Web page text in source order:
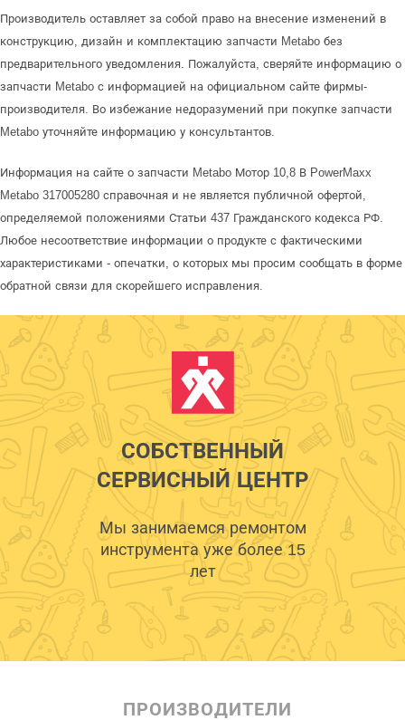
Производитель оставляет за собой право на внесение изменений в
конструкцию, дизайн и комплектацию запчасти Metabo без
предварительного уведомления. Пожалуйста, сверяйте информацию о
запчасти Metabo с информацией на официальном сайте фирмы-
производителя. Во избежание недоразумений при покупке запчасти
Metabo уточняйте информацию у консультантов.
Информация на сайте о запчасти Metabo Мотор 10,8 В PowerMaxx
Metabo 317005280 справочная и не является публичной офертой,
определяемой положениями Статьи 437 Гражданского кодекса РФ.
Любое несоответствие информации о продукте с фактическими
характеристиками - опечатки, о которых мы просим сообщать в форме
обратной связи для скорейшего исправления.
СОБСТВЕННЫЙ
СЕРВИСНЫЙ ЦЕНТР
Мы занимаемся ремонтом
инструмента уже более 15
лет
ПРОИЗВОДИТЕЛИ